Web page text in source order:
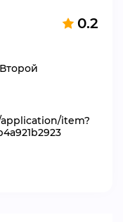
0.2
item?